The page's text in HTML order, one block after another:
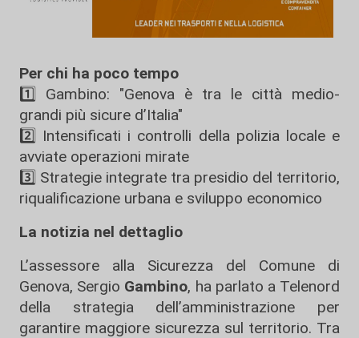
Per chi ha poco tempo
1️⃣ Gambino: "Genova è tra le città medio-
grandi più sicure d’Italia"
2️⃣ Intensificati i controlli della polizia locale e
avviate operazioni mirate
3️⃣ Strategie integrate tra presidio del territorio,
riqualificazione urbana e sviluppo economico
La notizia nel dettaglio
L’assessore alla Sicurezza del Comune di
Genova, Sergio Gambino, ha parlato a Telenord
della strategia dell’amministrazione per
garantire maggiore sicurezza sul territorio. Tra